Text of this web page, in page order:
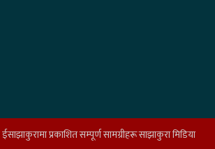
प्रकाशित सम्पूर्ण सामग्रीहरू साझाकुरा मिडिया